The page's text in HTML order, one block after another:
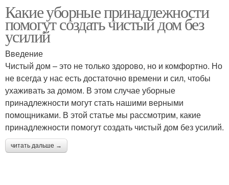
Какие уборные принадлежности
помогут создать чистый дом без
усилий
Введение
Чистый дом – это не только здорово, но и комфортно. Но
не всегда у нас есть достаточно времени и сил, чтобы
ухаживать за домом. В этом случае уборные
принадлежности могут стать нашими верными
помощниками. В этой статье мы рассмотрим, какие
принадлежности помогут создать чистый дом без усилий.
читать дальше →